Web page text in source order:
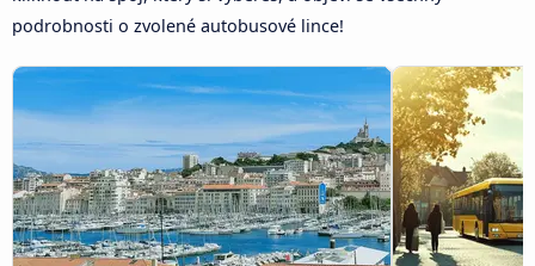
podrobnosti o zvolené autobusové lince!